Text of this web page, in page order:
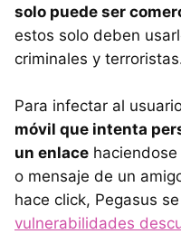
solo puede ser
estos solo deben
criminales y
Para infectar al
móvil que intenta
un enlace
o mensaje de un
hace click, Pegasus
vulnerabilidades